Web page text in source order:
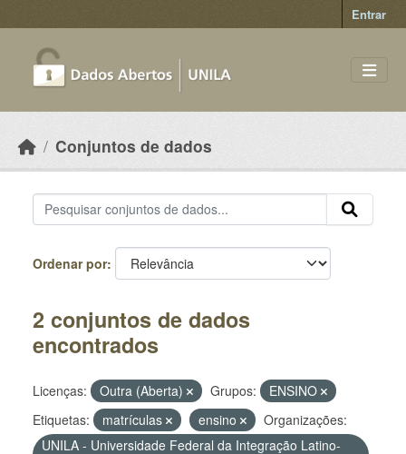
Entrar
Conjuntos de dados
Ordenar por
2 conjuntos de dados
encontrados
Licenças: Outra (Aberta) Grupos:
ENSINO
Etiquetas:
matrículas ensino
Organizações:
UNILA - Universidade Federal da Integração Latino-